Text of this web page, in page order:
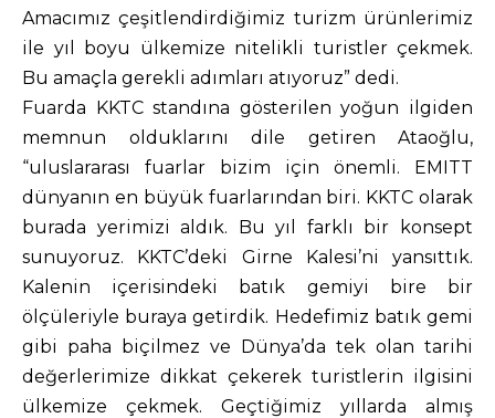
Amacımız çeşitlendirdiğimiz turizm ürünlerimiz
ile yıl boyu ülkemize nitelikli turistler çekmek.
Bu amaçla gerekli adımları atıyoruz” dedi.
Fuarda KKTC standına gösterilen yoğun ilgiden
memnun olduklarını dile getiren Ataoğlu,
“uluslararası fuarlar bizim için önemli. EMITT
dünyanın en büyük fuarlarından biri. KKTC olarak
burada yerimizi aldık. Bu yıl farklı bir konsept
sunuyoruz. KKTC’deki Girne Kalesi’ni yansıttık.
Kalenin içerisindeki batık gemiyi bire bir
ölçüleriyle buraya getirdik. Hedefimiz batık gemi
gibi paha biçilmez ve Dünya’da tek olan tarihi
değerlerimize dikkat çekerek turistlerin ilgisini
ülkemize çekmek. Geçtiğimiz yıllarda almış